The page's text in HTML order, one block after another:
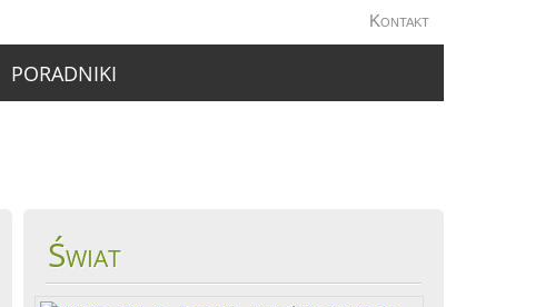
Kontakt
PORADNIKI
Świat